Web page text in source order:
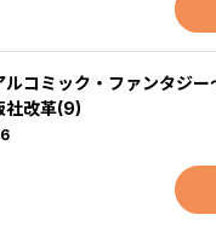
ルコミック・ファンタジー
社改革(9)